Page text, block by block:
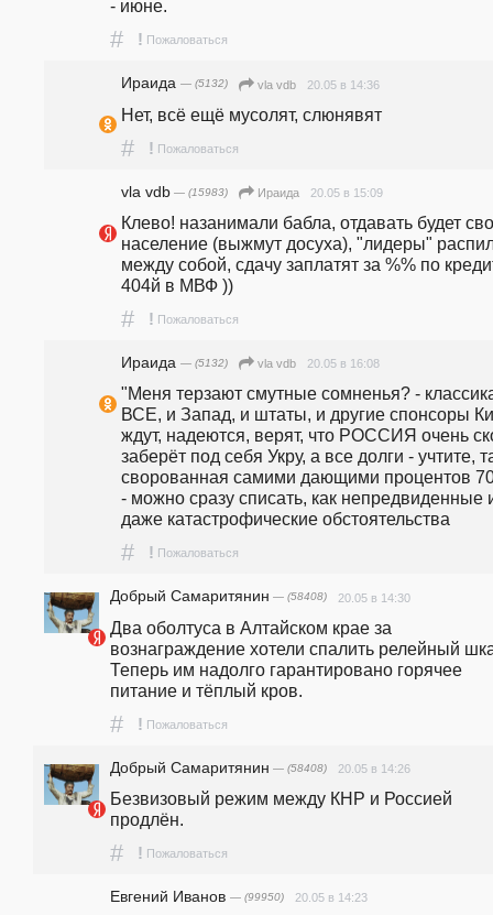
- июне.
# ! Пожаловаться
Ираида — (5132) vla vdb 20.05 в 14:36
Нет, всё ещё мусолят, слюнявят
# ! Пожаловаться
vla vdb — (15983) Ираида 20.05 в 15:09
Клево! назанимали бабла, отдавать будет
население (выжмут досуха), "лидеры"
между собой, сдачу заплатят за %% по
404й в МВФ ))
# ! Пожаловаться
Ираида — (5132) vla vdb 20.05 в 16:08
"Меня терзают смутные сомненья? -
ВСЕ, и Запад, и штаты, и другие спонсоры
ждут, надеются, верят, что РОССИЯ очень
заберёт под себя Укру, а все долги - учтите,
сворованная самими дающими процентов
- можно сразу списать, как непредвиденные
даже катастрофические обстоятельства
# ! Пожаловаться
Добрый Самаритянин — (58408) 20.05 в 14:30
Два оболтуса в Алтайском крае за
вознаграждение хотели спалить релейный
Теперь им надолго гарантировано горячее
питание и тёплый кров.
# ! Пожаловаться
Добрый Самаритянин — (58408) 20.05 в 14:26
Безвизовый режим между КНР и Россией
продлён.
# ! Пожаловаться
Евгений Иванов — (99950) 20.05 в 14:23